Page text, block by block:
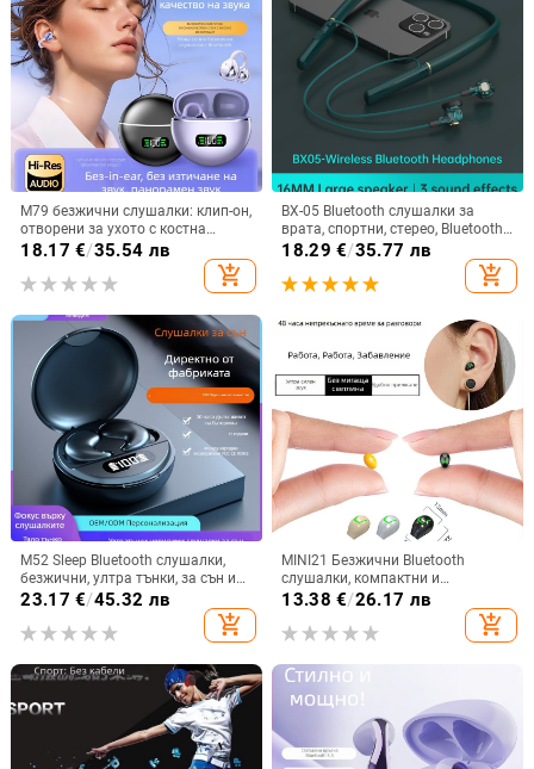
M79 безжични слушалки: клип-он,
отворени за ухото с костна
проводимост, истински
безжични, Bluetooth 5.4, IPX6
водоустойчиви, до 4 часа работа
18.17 €/35.54 лв
add_shopping_cart
BX-05 Bluetooth слушалки за
врата, спортни, стерео, Bluetooth
5.0, обхват 10 м, живот на
18.29 €/35.77 лв
add_shopping_cart
M52 Sleep Bluetooth слушалки,
безжични, ултра тънки, за сън и
спорт, с дисплей и ниска
23.17 €/45.32 лв
add_shopping_cart
MINI21 Безжични Bluetooth
слушалки, компактни и
невидими, едноухи за бягане и
спорт, висококачествен звук,
модел 2025
13.38 €/26.17 лв
add_shopping_cart